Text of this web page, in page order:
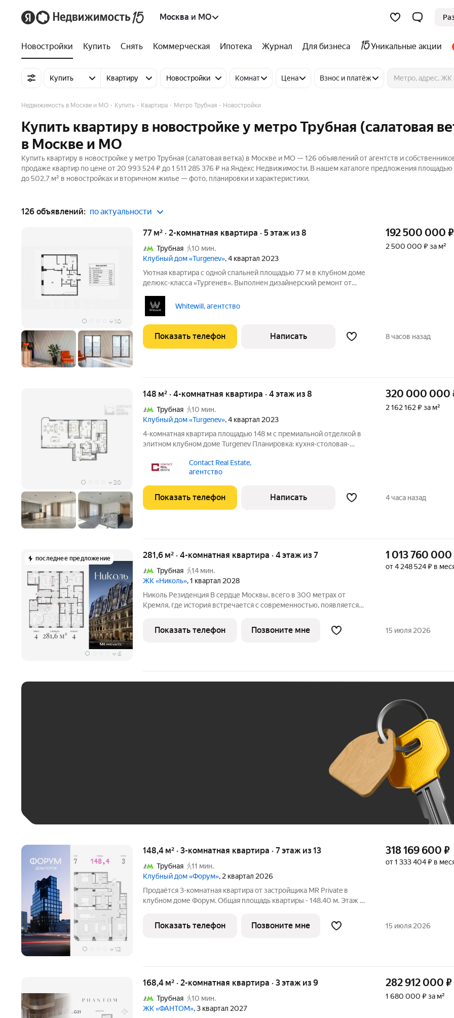
Москва и МО
Новостройки Купить Снять Коммерческая Ипотека Журнал Для бизнеса Уникальные акции
Купить Квартиру Новостройки Комнат Цена Взнос и платёж
Недвижимость в Москве и МО Купить Квартира Метро Трубная Новостройки
Купить квартиру в новостройке у метро Трубная (салатовая
в Москве и МО
Купить квартиру в новостройке у метро Трубная (салатовая ветка) в Москве и МО — 126 объявлений от агентств и
продаже квартир по цене от 20 993 524 ₽ до 1 511 285 376 ₽ на Яндекс Недвижимости. В нашем каталоге предложения площадью
до 502,7 м² в новостройках и вторичном жилье — фото, планировки и характеристики.
126 объявлений: по актуальности
+ 10
77 м² · 2-комнатная квартира · 5 этаж из 8
Трубная
10 мин.
Клубный дом «Turgenev», 4 квартал 2023
Уютная квартира с одной спальней площадью 77 м в клубном доме
делюкс-класса «Тургенев». Выполнен дизайнерский ремонт от
доска AustriaWood, кухня с островом и бытовой техникой
Gaggenau, санузлы
Whitewill, агентство
192 500 000 ₽
2 500 000 ₽ за м²
Показать телефон Написать 8 часов назад
+ 20
148 м² · 4-комнатная квартира · 4 этаж из 8
Трубная
10 мин.
Клубный дом «Turgenev», 4 квартал 2023
4-комнатная квартира площадью 148 м с премиальной отделкой в
элитном клубном доме Turgenev Планировка: кухня-столовая-
спальни и 2 санузла, прихожуая с гардеробной. Дизайнерская
Contact Real Estate,
агентство
320 000 000
2 162 162 ₽ за м²
Показать телефон Написать 4 часа назад
последнее предложение
+ 6
281,6 м² · 4-комнатная квартира · 4 этаж из 7
Трубная
14 мин.
ЖК «Николь», 1 квартал 2028
Николь Резиденция В сердце Москвы, всего в 300 метрах от
Кремля, где история встречается с современностью, появляется
делюкс-квартала Николь представляет собой гармоничное
единство исторических
1 013 760 000
от 4 248 524 ₽ в
Показать телефон Позвоните мне 15 июля 2026
+ 12
148,4 м² · 3-комнатная квартира · 7 этаж из 13
Трубная
11 мин.
Клубный дом «Форум», 2 квартал 2026
Продаётся 3-комнатная квартира от застройщика MR Private в
клубном доме Форум. Общая площадь квартиры - 148.40 м. Этаж 7
жизни в центре Москвы. Все квартиры в доме передаются с
отделкой в
318 169 600 ₽
от 1 333 404 ₽ в
Показать телефон Позвоните мне 15 июля 2026
168,4 м² · 2-комнатная квартира · 3 этаж из 9
Трубная
10 мин.
ЖК «ФАНТОМ», 3 квартал 2027
282 912 000 ₽
1 680 000 ₽ за м²